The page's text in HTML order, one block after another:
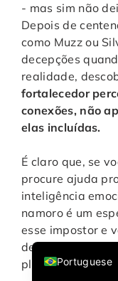
- mas sim não
Depois de
como Muzz ou
decepções
realidade,
fortalecedor
conexões, não
elas incluídas.
É claro que, se
procure ajuda
inteligência
namoro é um
esse impostor e
deixam de ser
playground de
Portuguese
Spanish
English
German
French